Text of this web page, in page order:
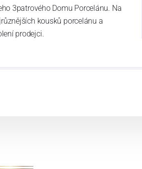
3patrového Domu Porcelánu. Na
kousků porcelánu a
prodejci.